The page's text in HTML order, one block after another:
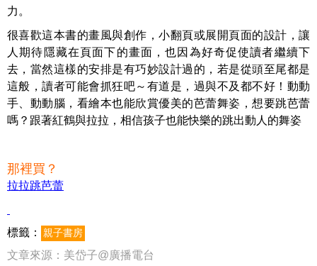
力。
很喜歡這本書的畫風與創作，小翻頁或展開頁面的設計，讓
人期待隱藏在頁面下的畫面，也因為好奇促使讀者繼續下
去，當然這樣的安排是有巧妙設計過的，若是從頭至尾都是
這般，讀者可能會抓狂吧～有道是，過與不及都不好！動動
手、動動腦，看繪本也能欣賞優美的芭蕾舞姿，想要跳芭蕾
嗎？跟著紅鶴與拉拉，相信孩子也能快樂的跳出動人的舞姿
那裡買？
拉拉跳芭蕾
標籤： 親子書房
文章來源： 美岱子@廣播電台